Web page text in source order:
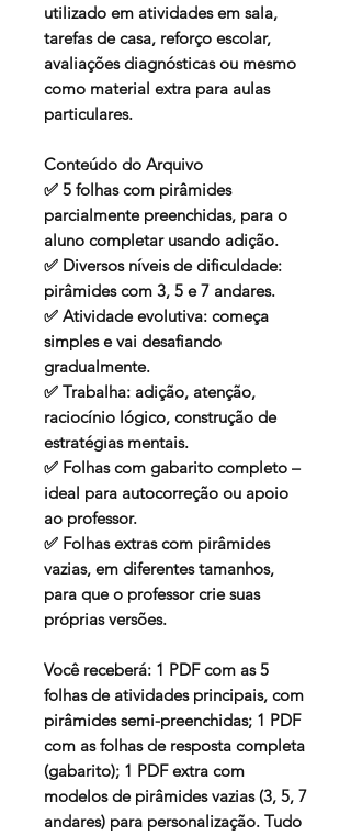
utilizado em atividades em sala,
tarefas de casa, reforço escolar,
avaliações diagnósticasou mesmo
como material extra para aulas
particulares.
Conteúdo do Arquivo
✅ 5 folhas com pirâmides
parcialmente preenchidas, para o
aluno completar usando adição.
✅ Diversos níveis de dificuldade:
pirâmides com 3, 5 e 7 andares.
✅ Atividade evolutiva: começa
simples e vai desafiando
gradualmente.
✅ Trabalha: adição, atenção,
raciocínio lógico, construção de
estratégias mentais.
✅ Folhas com gabarito completo –
ideal para autocorreção ou apoio
ao professor.
✅ Folhas extras com pirâmides
vazias, em diferentes tamanhos,
para que o professor crie suas
próprias versões.
Você receberá: 1 PDF com as 5
folhas de atividades principais, com
pirâmides semi-preenchidas; 1 PDF
com as folhas de resposta completa
(gabarito); 1 PDF extra com
modelos de pirâmides vazias (3, 5, 7
andares) para personalização. Tudo